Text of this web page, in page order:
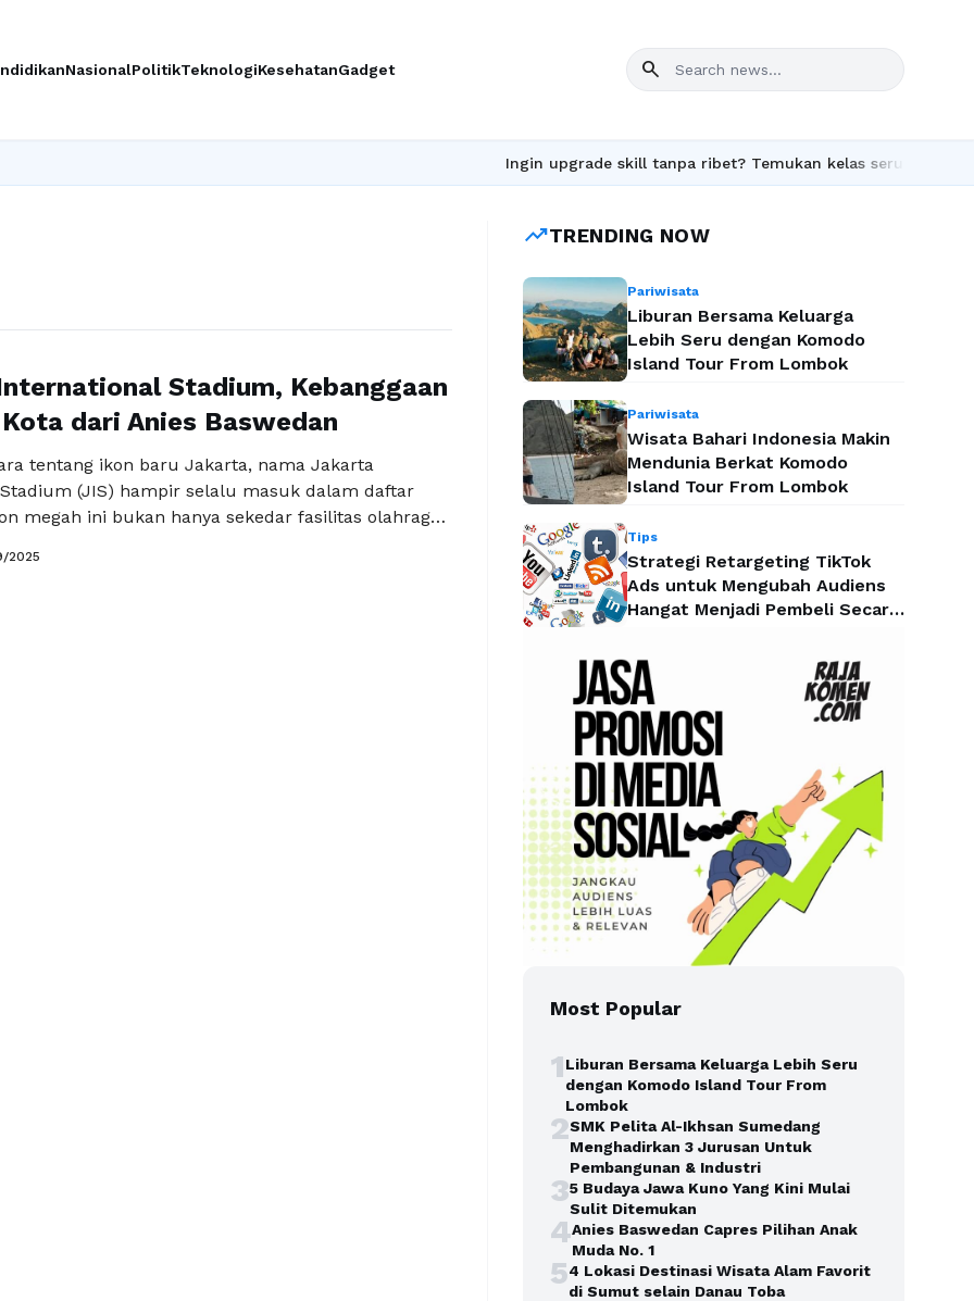
NasionalPolitikTeknologiKesehatanGadget search
Ingin upgrade skill tanpa ribet? Temukan kelas seru dan materi
Stadium, Kebanggaan
dari Anies Baswedan
tentang ikon baru Jakarta, nama Jakarta
(JIS) hampir selalu masuk dalam daftar
megah ini bukan hanya sekedar fasilitas olahraga,
di kawasan Tanjung Priok, JIS hadir sebagai buah
2025
trending_upTRENDING NOW
Pariwisata
Liburan Bersama Keluarga
Lebih Seru dengan Komodo
Island Tour From Lombok
Pariwisata
Wisata Bahari Indonesia Makin
Mendunia Berkat Komodo
Island Tour From Lombok
Tips
Strategi Retargeting TikTok
Ads untuk Mengubah Audiens
Hangat Menjadi Pembeli Secara
Most Popular
1Liburan Bersama Keluarga Lebih Seru
dengan Komodo Island Tour From
Lombok
2SMK Pelita Al-Ikhsan Sumedang
Menghadirkan 3 Jurusan Untuk
Pembangunan & Industri
35 Budaya Jawa Kuno Yang Kini Mulai
Sulit Ditemukan
4Anies Baswedan Capres Pilihan Anak
Muda No. 1
54 Lokasi Destinasi Wisata Alam Favorit
di Sumut selain Danau Toba